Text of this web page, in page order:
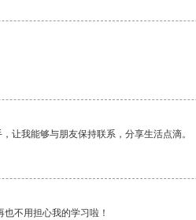
让我能够与朋友保持联系，分享生活点滴。
不用担心我的学习啦！